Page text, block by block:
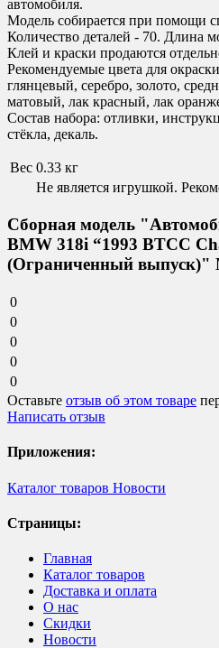
автомобиля.
Модель собирается при помощи
Количество деталей - 70. Длина
Клей и краски продаются
Рекомендуемые цвета для окраски
глянцевый, серебро, золото,
матовый, лак красный, лак
Состав набора: отливки,
стёкла, декаль.
Вес 0.33 кг
Не является игрушкой.
Сборная модель
BMW 318i “1993 BTCC
(Ограниченный выпуск)"
0
0
0
0
0
Оставьте отзыв об этом товаре
Написать отзыв
Приложения:
Каталог товаров Новости
Страницы:
Главная
Каталог товаров
Доставка и оплата
О нас
Скидки
Новости